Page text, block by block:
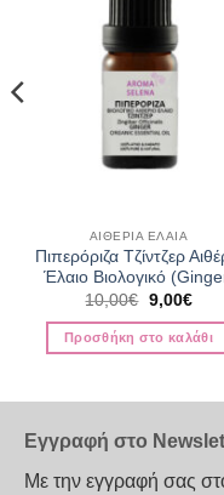
ΑΙΘΕΡΙΑ ΕΛΑΙΑ
Πιπερόριζα Τζίντζερ
Έλαιο Βιολογικό
10,00€ Original
10,00€.
9,00€Η
τιμή
είναι:
Προσθήκη στο καλάθι
Εγγραφή στο
Με την εγγραφή σας